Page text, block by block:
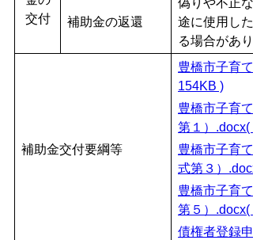
交付
補助金の返還
偽りや不正
途に使用し
る場合があり
補助金交付要綱等
豊橋市子育
154KB )
豊橋市子育
第１）.docx(
豊橋市子育
式第３）
豊橋市子育
第５）.docx(
債権者登録